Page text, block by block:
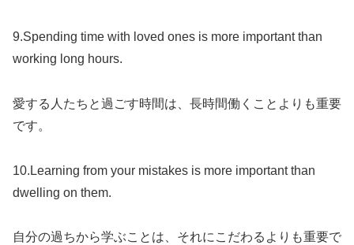
9.Spending time with loved ones is more important than
working long hours.
愛する人たちと過ごす時間は、長時間働くことよりも重要
です。
10.Learning from your mistakes is more important than
dwelling on them.
自分の過ちから学ぶことは、それにこだわるよりも重要で